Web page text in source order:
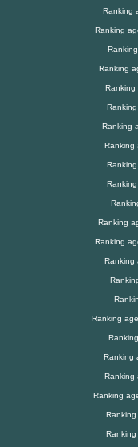
Ranking
Ranking
Ranking
Ranking
Ranking
Ranking
Ranking
Ranking
Ranking
Ranking
Ranking
Ranking
Ranking
Ranking
Ranking